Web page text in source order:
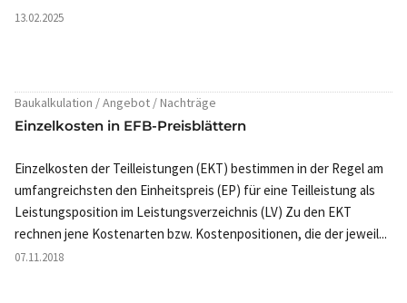
13.02.2025
Baukalkulation / Angebot / Nachträge
Einzelkosten in EFB-Preisblättern
Einzelkosten der Teilleistungen (EKT) bestimmen in der Regel am
umfangreichsten den Einheitspreis (EP) für eine Teilleistung als
Leistungsposition im Leistungsverzeichnis (LV) Zu den EKT
rechnen jene Kostenarten bzw. Kostenpositionen, die der jeweil...
07.11.2018